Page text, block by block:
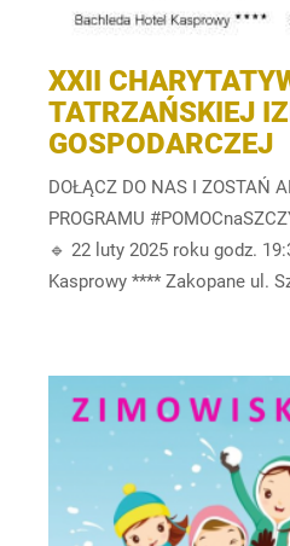
XXII
TATRZAŃSKIEJ
GOSPODARCZEJ
DOŁĄCZ DO NAS I ZOSTAŃ
PROGRAMU
🔹 22 luty 2025 roku godz.
Kasprowy **** Zakopane ul.